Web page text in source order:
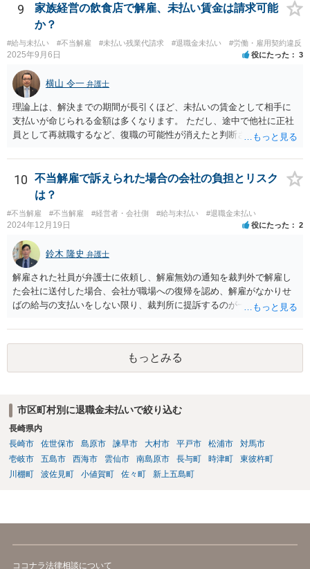
ではないです。 労働契約法１６条では、「解雇は、客観的に合理的な
理由を欠き、社会通念上相当であると認められない場合は、その権利
を濫用したものとして、無効とする。」と定めています。 そのため、
解雇が認められるためには、「改善の見込みがないほどの著しい能力
不足」や「会社に重大な損害を与えた」などの客観的の事情及び証拠
が必要となります。今回のケースのように、一度の会議資料の誤り程
度では、適法な解雇理由として認められることはまずありません。 ま
た、経歴詐称を理由とする解雇が有効になるのは、その詐称が「企業
の採用決定に重大な影響を与えるもの」と考えられています。今回の
ケースでは、過去２年の経歴が「業務委託」か「社員」かという点
は、過去２年間の業務内容自体を左右するものでなく、重大な詐称と
は判断されにくいでしょう。 そのため、いずれの理由も、適法な解雇
理由とすることは出来ないと考えます。 もっとも、上場を控えたベン
チャー企業とのことですし、社内のご事情については、顧問弁護士が
詳しく知るところと推察いたしますので、詳細は顧問弁護士の先生に
相談されるのがよろしいかと思います。
9
家族経営の飲食店で解雇、未払い賃金は請求可能
か？
#給与未払い #不当解雇 #未払い残業代請求 #退職金未払い #労働・雇用契約違反
2025年9月6日 役にたった 3
横山 令一 弁護士
理論上は、解決までの期間が長引くほど、未払いの賃金として相手に
支払いが命じられる金額は多くなります。 ただし、途中で他社に正社
員として再就職するなど、復職の可能性が消えたと判断されると、そ
また、生計を立てるためにアルバイトなどで代わりの収入を得ること
までは否定されませんが、その場合、一定割合を上限に代わりに得た
収入が未払いの賃金の金額から差し引かれることがあります。 そのた
め、必ずしも期間に比例するとは限らないことにご注意ください。 現
在の労働基準法の上では、賃金の請求権の消滅時効は３年間で、給料
日ごとに時効の起算が始まります。そのため、遅くとも、最初の未払
い賃金の給料日から３年以内に訴訟を提起する必要があります。
10
不当解雇で訴えられた場合の会社の負担とリスク
は？
#不当解雇 #不当解雇 #経営者・会社側 #給与未払い #退職金未払い
2024年12月19日 役にたった 2
鈴木 隆史 弁護士
解雇された社員が弁護士に依頼し、解雇無効の通知を裁判外で解雇し
た会社に送付した場合、会社が職場への復帰を認め、解雇がなかりせ
ばの給与の支払いをしない限り、裁判所に提訴するのが一般的な流れ
なると思います。 また、一定期間分の給与を支払い、解雇ではなく円
満退社として和解する形での解決もありあるかもしれませんが、その
場合も和解金は必要になるかと思います。
もっとみる
市区町村別に退職金未払いで絞り込む
長崎県内
長崎市
佐世保市 島原市 諫早市 大村市 平戸市 松浦市
対馬市
壱岐市
五島市 西海市 雲仙市 南島原市 長与町 時津町
東彼杵町
川棚町
波佐見町 小値賀町 佐々町 新上五島町
ココナラ法律相談について